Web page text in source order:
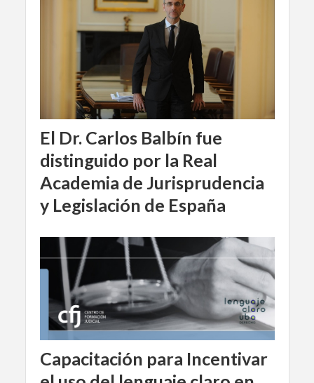
El Dr. Carlos Balbín fue
distinguido por la Real
Academia de Jurisprudencia
y Legislación de España
Capacitación para Incentivar